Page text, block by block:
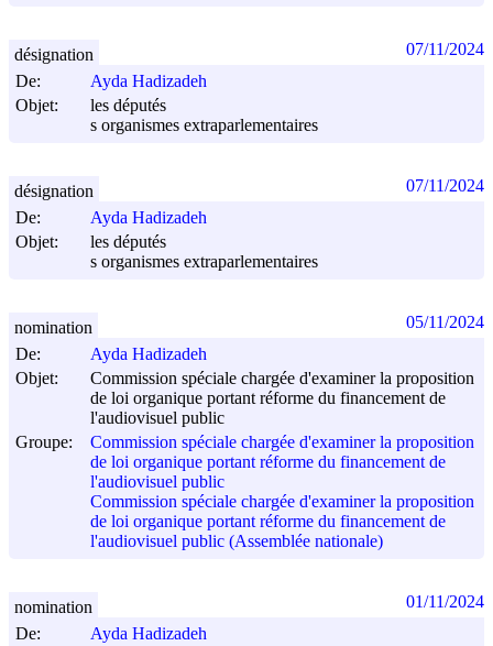
De:
Ayda Hadizadeh
Objet:
les députés
s organismes extraparlementaires
désignation 07/11/2024
De:
Ayda Hadizadeh
Objet:
les députés
s organismes extraparlementaires
désignation 07/11/2024
De:
Ayda Hadizadeh
Objet:
Commission spéciale chargée d'examiner la proposition
de loi organique portant réforme du financement de
l'audiovisuel public
Groupe:
Commission spéciale chargée d'examiner la proposition
de loi organique portant réforme du financement de
l'audiovisuel public
Commission spéciale chargée d'examiner la proposition
de loi organique portant réforme du financement de
l'audiovisuel public (Assemblée nationale)
nomination 05/11/2024
De:
Ayda Hadizadeh
nomination 01/11/2024